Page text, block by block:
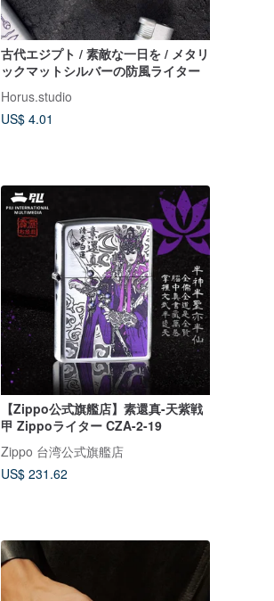
古代エジプト / 素敵な一日を / メタリ
ックマットシルバーの防風ライター
Horus.studio
US$ 4.01
【Zippo公式旗艦店】素還真-天紫戦
甲 Zippoライター CZA-2-19
Zippo 台湾公式旗艦店
US$ 231.62